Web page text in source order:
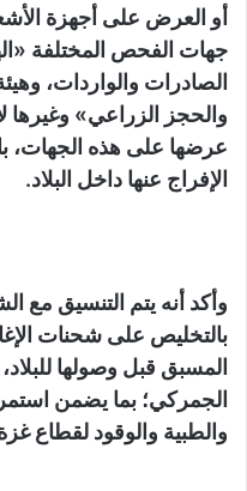
أو العرض على أجهزة
جهات الفحص المختلفة
الصادرات والواردات،
والحجز الزراعي» وغيرها
عرضها على هذه الجهات،
الإفراج عنها داخل البلاد.
وأكد أنه يتم التنسيق مع
بالتخليص على شحنات
المسبق قبل وصولها
الجمركي؛ بما يضمن
والطبية والوقود لقطاع